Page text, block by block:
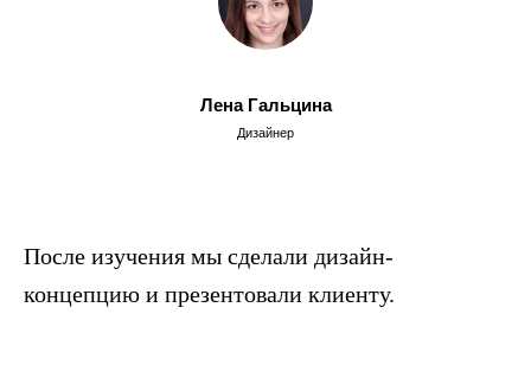
Лена Гальцина
Дизайнер
После изучения мы сделали дизайн-
концепцию и презентовали клиенту.